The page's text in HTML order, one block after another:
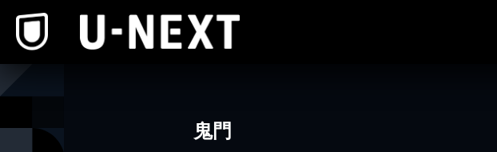
鬼門